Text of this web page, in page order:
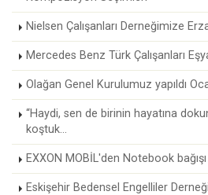
Nielsen Çalışanları Derneğimize
Mercedes Benz Türk Çalışanları
Olağan Genel Kurulumuz yapıldı
“Haydi, sen de birinin hayatına
koştuk...
EXXON MOBİL'den Notebook bağışı
Eskişehir Bedensel Engelliler